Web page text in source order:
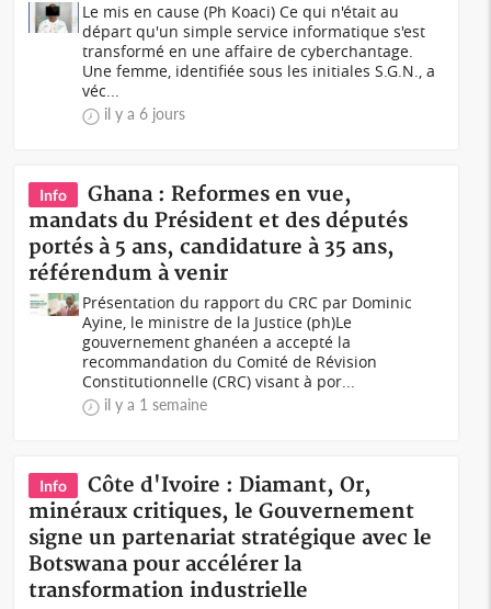
Le mis en cause (Ph Koaci) Ce qui n'était au
départ qu'un simple service informatique s'est
transformé en une affaire de cyberchantage.
Une femme, identifiée sous les initiales S.G.N., a
véc...
il y a 6 jours
Info
Ghana : Reformes en vue,
mandats du Président et des députés
portés à 5 ans, candidature à 35 ans,
référendum à venir
Présentation du rapport du CRC par Dominic
Ayine, le ministre de la Justice (ph)Le
gouvernement ghanéen a accepté la
recommandation du Comité de Révision
Constitutionnelle (CRC) visant à por...
il y a 1 semaine
Info
Côte d'Ivoire : Diamant, Or,
minéraux critiques, le Gouvernement
signe un partenariat stratégique avec le
Botswana pour accélérer la
transformation industrielle